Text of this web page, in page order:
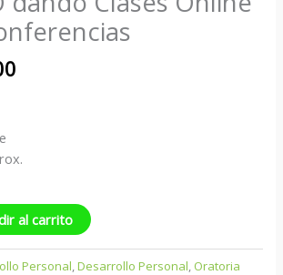
al carrito
Personal,Desarrollo Personal, Oratoria